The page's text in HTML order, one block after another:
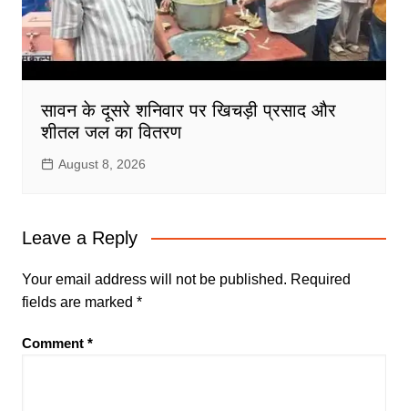
सावन के दूसरे शनिवार पर खिचड़ी प्रसाद और
शीतल जल का वितरण
August 8, 2026
Leave a Reply
Your email address will not be published. Required
fields are marked *
Comment *